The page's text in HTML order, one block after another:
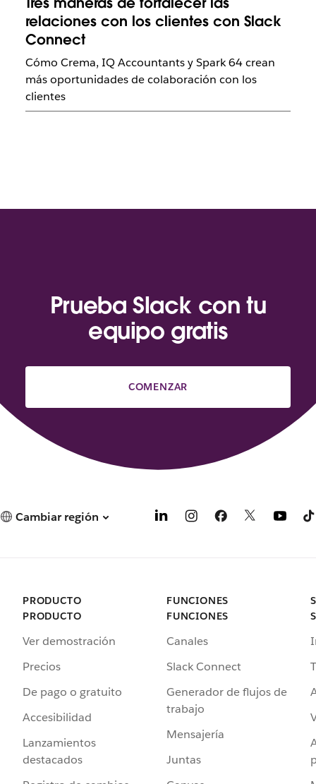
relaciones con los clientes con Slack
Connect
Cómo Crema, IQ Accountants y Spark 64 crean
más oportunidades de colaboración con los
clientes
Prueba Slack con tu
equipo gratis
COMENZAR
Cambiar región
PRODUCTO
PRODUCTO
Ver demostración
Precios
De pago o gratuito
Accesibilidad
Lanzamientos
destacados
FUNCIONES
FUNCIONES
Canales
Slack Connect
Generador de flujos de
trabajo
Mensajería
Juntas